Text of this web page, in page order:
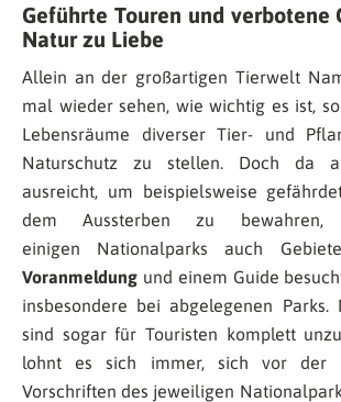
Geführte Touren und verbotene
Natur zu Liebe
Allein an der großartigen Tierwelt
mal wieder sehen, wie wichtig es ist,
Lebensräume diverser Tier- und
Naturschutz zu stellen. Doch da
ausreicht, um beispielsweise
dem Aussterben zu
einigen Nationalparks auch
Voranmeldung und einem Guide
insbesondere bei abgelegenen Parks.
sind sogar für Touristen komplett
lohnt es sich immer, sich vor der
Vorschriften des jeweiligen